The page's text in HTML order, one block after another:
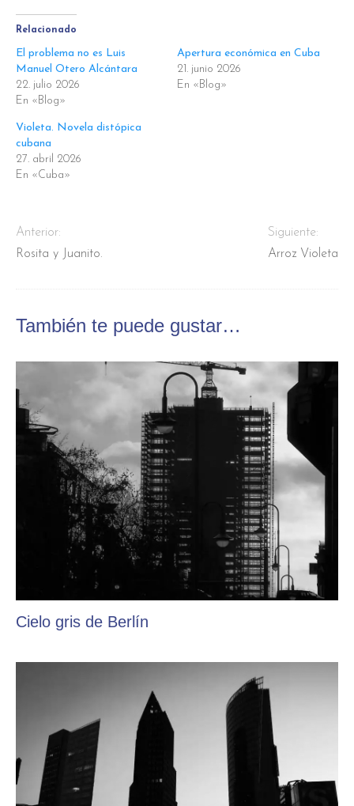
Relacionado
El problema no es Luis
Manuel Otero Alcántara
22. julio 2026
En «Blog»
Apertura económica en Cuba
21. junio 2026
En «Blog»
Violeta. Novela distópica
cubana
27. abril 2026
En «Cuba»
Anterior:
Rosita y Juanito.
Siguiente:
Arroz Violeta
También te puede gustar…
Cielo gris de Berlín